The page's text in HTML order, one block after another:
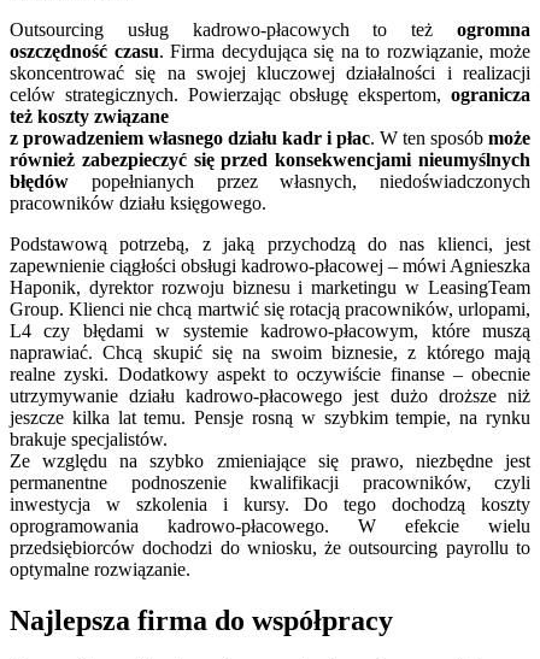
Outsourcing usług kadrowo-płacowych to też ogromna
oszczędność czasu. Firma decydująca się na to rozwiązanie, może
skoncentrować się na swojej kluczowej działalności i realizacji
celów strategicznych. Powierzając obsługę ekspertom, ogranicza
też koszty związane
z prowadzeniem własnego działu kadr i płac. W ten sposób może
również zabezpieczyć się przed konsekwencjami nieumyślnych
błędów popełnianych przez własnych, niedoświadczonych
pracowników działu księgowego.
Podstawową potrzebą, z jaką przychodzą do nas klienci, jest
zapewnienie ciągłości obsługi kadrowo-płacowej – mówi Agnieszka
Haponik, dyrektor rozwoju biznesu i marketingu w LeasingTeam
Group. Klienci nie chcą martwić się rotacją pracowników, urlopami,
L4 czy błędami w systemie kadrowo-płacowym, które muszą
naprawiać. Chcą skupić się na swoim biznesie, z którego mają
realne zyski. Dodatkowy aspekt to oczywiście finanse – obecnie
utrzymywanie działu kadrowo-płacowego jest dużo droższe niż
jeszcze kilka lat temu. Pensje rosną w szybkim tempie, na rynku
brakuje specjalistów.
Ze względu na szybko zmieniające się prawo, niezbędne jest
permanentne podnoszenie kwalifikacji pracowników, czyli
inwestycja w szkolenia i kursy. Do tego dochodzą koszty
oprogramowania kadrowo-płacowego. W efekcie wielu
przedsiębiorców dochodzi do wniosku, że outsourcing payrollu to
optymalne rozwiązanie.
Najlepsza firma do współpracy